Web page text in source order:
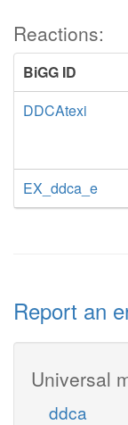
Reactions:
BiGG ID
DDCAtexi
EX_ddca_e
Report an
Universal
ddca